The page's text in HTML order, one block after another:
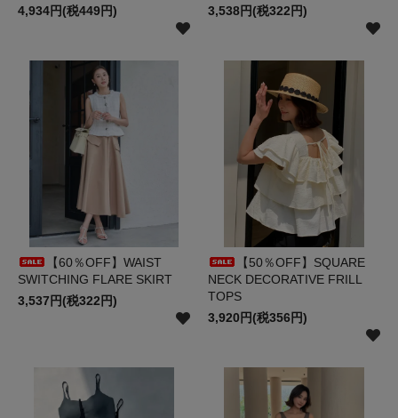
4,934円(税449円) 3,538円(税322円)
【60％OFF】WAIST
SWITCHING FLARE SKIRT
3,537円(税322円)
【50％OFF】SQUARE
NECK DECORATIVE FRILL
TOPS
3,920円(税356円)